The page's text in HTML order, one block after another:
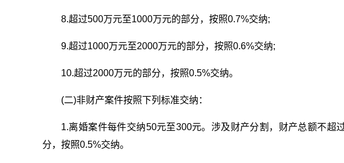
8.超过500万元至1000万元的部分，按照0.7%交纳;
9.超过1000万元至2000万元的部分，按照0.6%交纳;
10.超过2000万元的部分，按照0.5%交纳。
(二)非财产案件按照下列标准交纳：
1.离婚案件每件交纳50元至300元。涉及财产分割，财产总额不超
分，按照0.5%交纳。